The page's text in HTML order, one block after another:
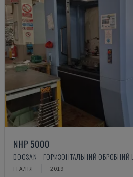
NHP 5000
DOOSAN - ГОРИЗОНТАЛЬНИЙ ОБРОБНИЙ
ІТАЛІЯ 2019